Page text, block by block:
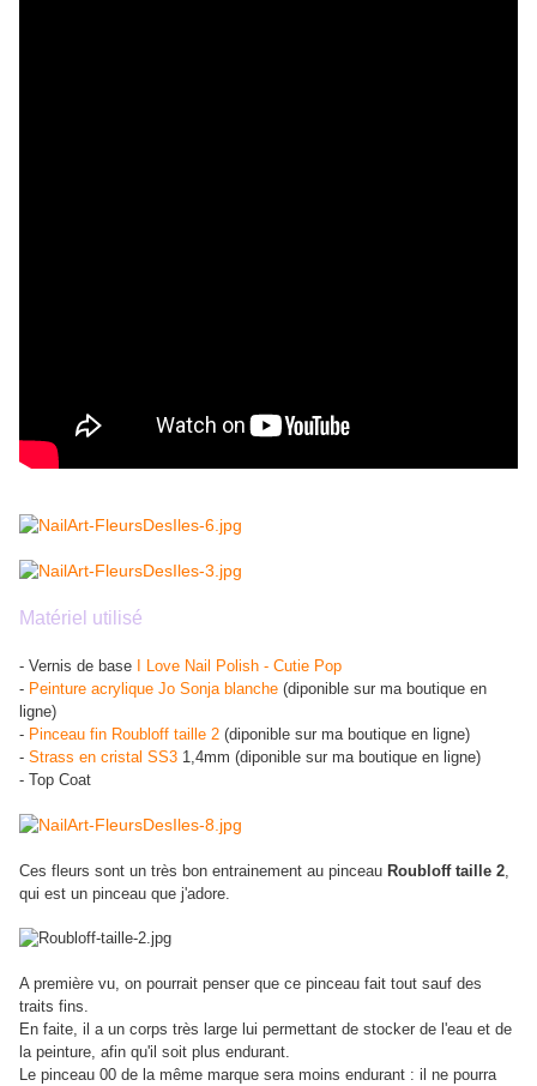
Matériel utilisé
- Vernis de base
I Love Nail Polish - Cutie Pop
- Peinture acrylique Jo Sonja blanche (diponible sur ma boutique en
ligne)
- Pinceau fin Roubloff taille 2 (diponible sur ma boutique en ligne)
- Strass en cristal SS3 1,4mm (diponible sur ma boutique en ligne)
- Top Coat
Ces fleurs sont un très bon entrainement au pinceau Roubloff taille 2,
qui est un pinceau que j'adore.
A première vu, on pourrait penser que ce pinceau fait tout sauf des
traits fins.
En faite, il a un corps très large lui permettant de stocker de l'eau et de
la peinture, afin qu'il soit plus endurant.
Le pinceau 00 de la même marque sera moins endurant : il ne pourra